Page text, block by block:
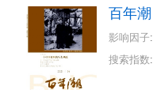
百年潮
影响因子:
搜索指数: